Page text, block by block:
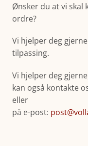
Ønsker du at vi skal
ordre?
Vi hjelper deg
tilpassing.
Vi hjelper deg
kan også kontakte
eller
på e-post: